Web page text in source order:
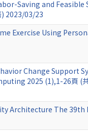
Saving and
2023/03/23
Exercise Using
Change Support
2025 (1),1-26頁 (
Architecture The